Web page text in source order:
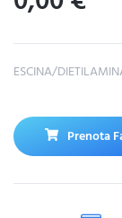
ESCINA/
Prenota